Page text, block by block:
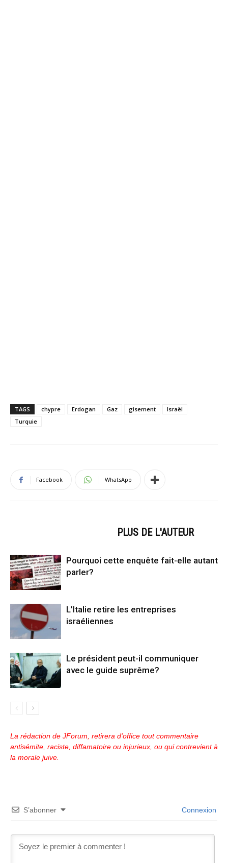
TAGS chypre Erdogan Gaz gisement
Israël
Turquie
Facebook WhatsApp
PLUS DE L'AUTEUR
Pourquoi cette enquête fait-elle autant
parler?
L’Italie retire les entreprises
israéliennes
Le président peut-il communiquer
avec le guide suprême?
La rédaction de JForum, retirera d'office tout commentaire
antisémite, raciste, diffamatoire ou injurieux, ou qui contrevient à
la morale juive.
S’abonner Connexion